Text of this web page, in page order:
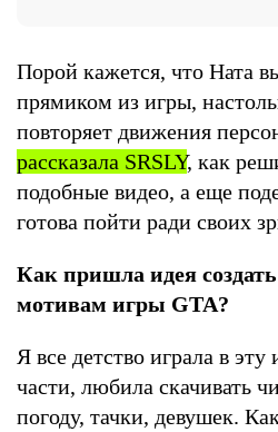
Порой кажется, что Ната
прямиком из игры,
повторяет движения
рассказала SRSLY, как
подобные видео, а еще
готова пойти ради своих
Как пришла идея
мотивам игры GTA?
Я все детство играла в
части, любила скачивать
погоду, тачки, девушек.